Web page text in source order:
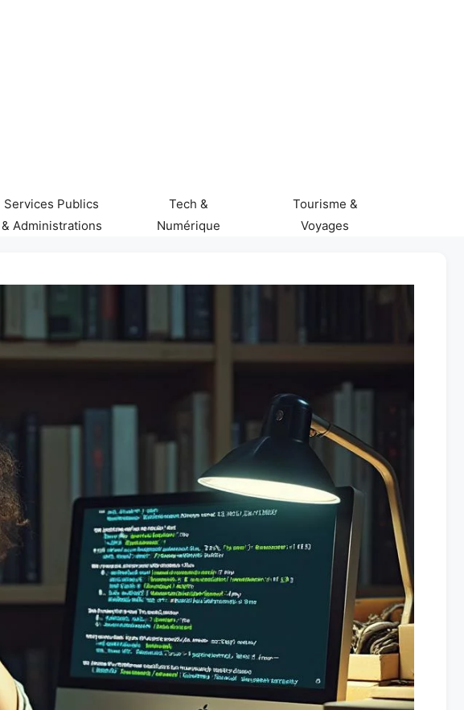
Services Publics
& Administrations
Tech &
Numérique
Tourisme &
Voyages